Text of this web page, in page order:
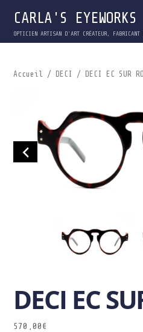
CARLA'S EYEWORKS
OPTICIEN ARTISAN D'ART CRÉATEUR, FABRICANT
Accueil / DECI / DECI EC SUR
DECI EC
570,00 €